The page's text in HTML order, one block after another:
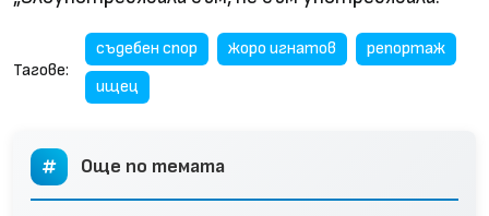
Тагове:
съдебен спор жоро игнатов
репортаж
ищец
Още по темата